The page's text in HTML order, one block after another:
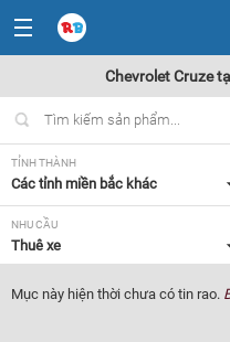
Chevrolet Cruze
TỈNH THÀNH
Các tỉnh miền bắc khác
NHU CẦU
Thuê xe
Mục này hiện thời chưa có tin rao.